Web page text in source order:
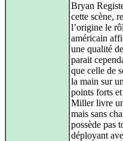
Bryan
cette scène,
l’origine le
américain
une qualité
parait
que celle de
la main sur
points forts
Miller livre
mais sans
possède pas
déployant